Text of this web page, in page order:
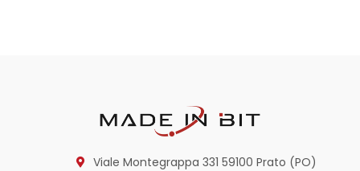
Viale Montegrappa 331 59100 Prato (PO)